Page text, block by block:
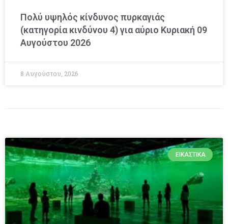
Πολύ υψηλός κίνδυνος πυρκαγιάς
(κατηγορία κινδύνου 4) για αύριο Κυριακή 09
Αυγούστου 2026
8 Αυγούστου, 2026
ΕΙΚΑΣΤΙΚΆ